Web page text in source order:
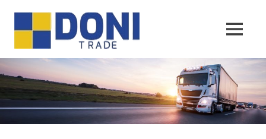
conținut
MENU